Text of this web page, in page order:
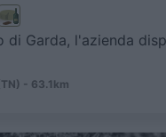
di Garda, l'azienda
- 63.1km